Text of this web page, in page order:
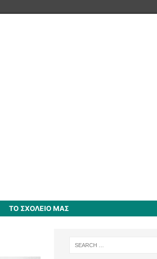
ΤΟ ΣΧΟΛΕΙΟ ΜΑΣ